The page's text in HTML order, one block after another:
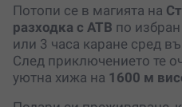
Потопи се в магията на
разходка с АТВ по
или 3 часа каране сред
След приключението те
уютна хижа на 1600 м